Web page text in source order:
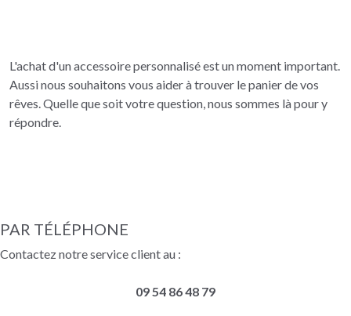
L'achat d'un accessoire personnalisé est un moment important.
Aussi nous souhaitons vous aider à trouver le panier de vos
rêves. Quelle que soit votre question, nous sommes là pour y
répondre.
PAR TÉLÉPHONE
Contactez notre service client au :
09 54 86 48 79